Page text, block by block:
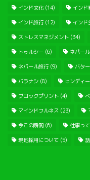
インド文化 (14) インド
インド旅行(12) インド
ストレスマネジメント (34)
トゥルシー (6) ネパール
ネパール旅行(9) バタ
バラナシ (8) ヒンディ
ブロックプリント (4)
マインドフルネス (23)
今この瞬間 (6) 仕事っ
現地採用について (5)